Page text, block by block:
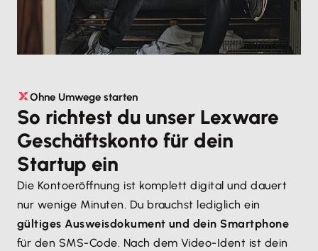
Ohne Umwege starten
So richtest du unser Lexware
Geschäftskonto für dein
Startup ein
Die Kontoeröffnung ist komplett digital und dauert
nur wenige Minuten. Du brauchst lediglich ein
gültiges Ausweisdokument und dein Smartphone
für den SMS-Code. Nach dem Video-Ident ist dein